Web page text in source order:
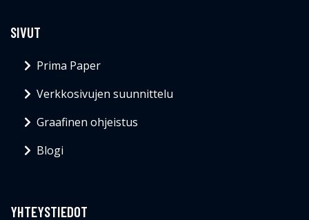
SIVUT
Prima Paper
Verkkosivujen suunnittelu
Graafinen ohjeistus
Blogi
YHTEYSTIEDOT